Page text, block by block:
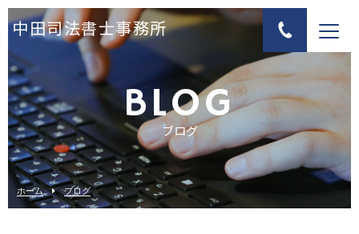
中田司法書士事務所
BLOG
ブログ
ホーム ブログ